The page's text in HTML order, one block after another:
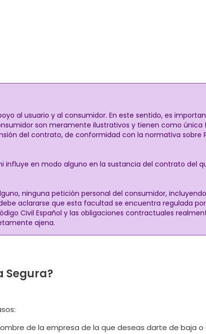
al usuario y al consumidor. En este sentido, es
son meramente ilustrativos y tienen como
del contrato, de conformidad con la normativa sobre
influye en modo alguno en la sustancia del contrato del
ninguna petición personal del consumidor,
aclararse que esta facultad se encuentra regulada
Civil Español y las obligaciones contractuales
ajena.
Segura?
de la empresa de la que deseas darte de baja